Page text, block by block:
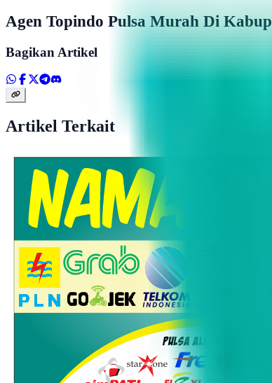
Agen Topindo Pulsa Murah Di
Bagikan Artikel
Artikel Terkait